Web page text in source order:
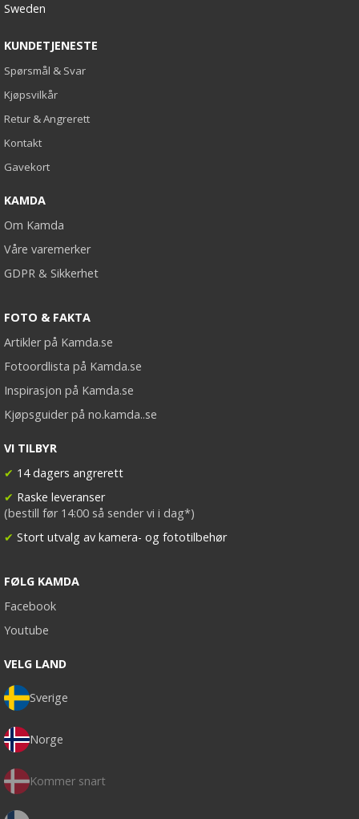
Sweden
KUNDETJENESTE
Spørsmål & Svar
Kjøpsvilkår
Retur & Angrerett
Kontakt
Gavekort
KAMDA
Om Kamda
Våre varemerker
GDPR & Sikkerhet
FOTO & FAKTA
Artikler på Kamda.se
Fotoordlista på Kamda.se
Inspirasjon på Kamda.se
Kjøpsguider på no.kamda..se
VI TILBYR
✔ 14 dagers angrerett
✔ Raske leveranser
(bestill før 14:00 så sender vi i dag*)
✔ Stort utvalg av kamera- og fototilbehør
FØLG KAMDA
Facebook
Youtube
VELG LAND
Sverige
Norge
Kommer snart